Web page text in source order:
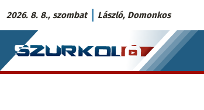
Ugrás
a
tartalomra
2026. 8. 8., szombat László, Domonkos
Szurkoló.sk
fő